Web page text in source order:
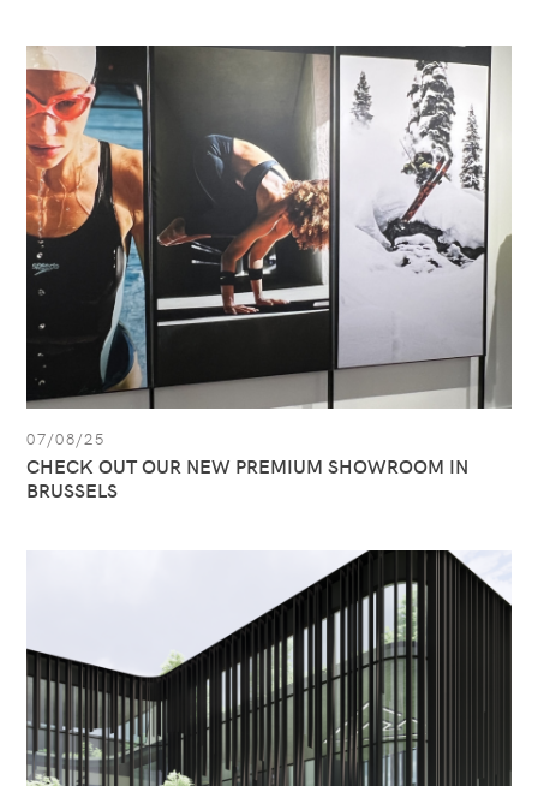
Zie
artikel:
CHECK
OUT
OUR
NEW
PREMIUM
SHOWROOM
IN
BRUSSELS
07/08/25
CHECK OUT OUR NEW PREMIUM SHOWROOM IN
BRUSSELS
klaar
voor
de
toekomst!